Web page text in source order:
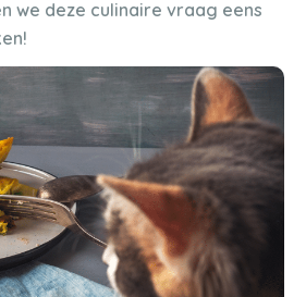
we deze culinaire vraag eens